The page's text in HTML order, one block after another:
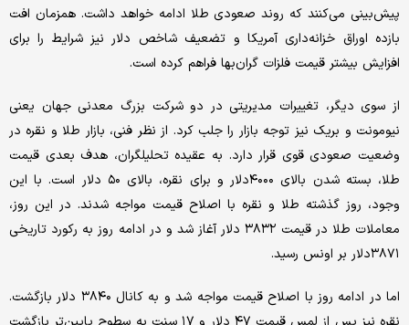
پیش‌بینی می‌کنند که روند صعودی طلا ادامه خواهد داشت. همزمان افت
بازده اوراق خزانه‌داری آمریکا و تضعیف شاخص دلار نیز شرایط را برای
افزایش بیشتر قیمت فلزات گران‌بها فراهم کرده است.
از سوی دیگر، تغییرات مدیریتی در دو شرکت بزرگ معدنی جهان یعنی
نیومونت و بریک نیز توجه بازار را جلب کرد. از نظر فنی، بازار طلا و نقره در
وضعیت صعودی قوی قرار دارد. به عقیده تحلیلگران، هدف بعدی قیمت
طلا، بسته شدن بالای ۴۰۰۰دلار و برای نقره، بالای ۵۰ دلار است. با این
وجود، روز گذشته طلا و نقره با اصلاح قیمت مواجه شدند. در این روز،
معاملات طلا در قیمت ۳۸۳۲ دلار آغاز شد و در ادامه روز به رکورد تاریخی
۳۸۷۱دلار بر اونس رسید.
اما در ادامه روز با اصلاح قیمت مواجه شد و به کانال ۳۸۴۰ دلار بازگشت.